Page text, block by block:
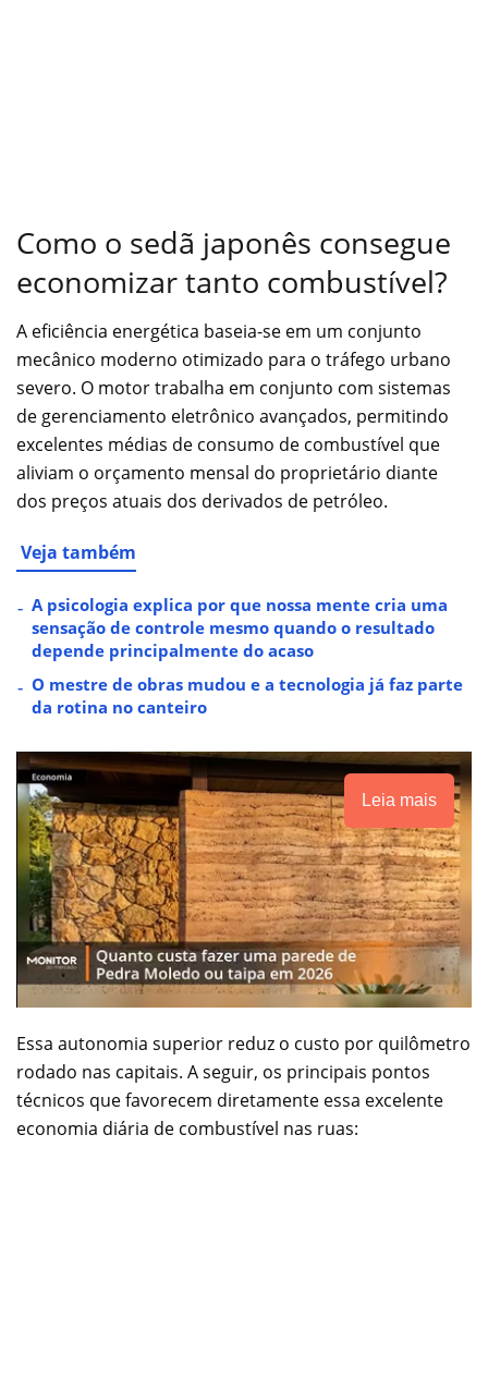
Como o sedã japonês consegue
economizar tanto combustível?
A eficiência energética baseia-se em um conjunto
mecânico moderno otimizado para o tráfego urbano
severo. O motor trabalha em conjunto com sistemas
de gerenciamento eletrônico avançados, permitindo
excelentes médias de consumo de combustível que
aliviam o orçamento mensal do proprietário diante
dos preços atuais dos derivados de petróleo.
Veja também
A psicologia explica por que nossa mente cria uma
sensação de controle mesmo quando o resultado
depende principalmente do acaso
O mestre de obras mudou e a tecnologia já faz parte
da rotina no canteiro
Leia mais
Essa autonomia superior reduz o custo por quilômetro
rodado nas capitais. A seguir, os principais pontos
técnicos que favorecem diretamente essa excelente
economia diária de combustível nas ruas: